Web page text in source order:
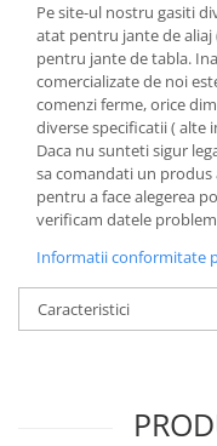
Pe site-ul nostru gasiti
atat pentru jante de aliaj
pentru jante de tabla.
comercializate de noi
comenzi ferme, orice
diverse specificatii ( alte
Daca nu sunteti sigur
sa comandati un produs
pentru a face alegerea
verificam datele
Informatii conformitate
Caracteristici